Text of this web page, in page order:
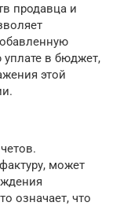
продавца и
в бюджет,
этой
может
означает, что